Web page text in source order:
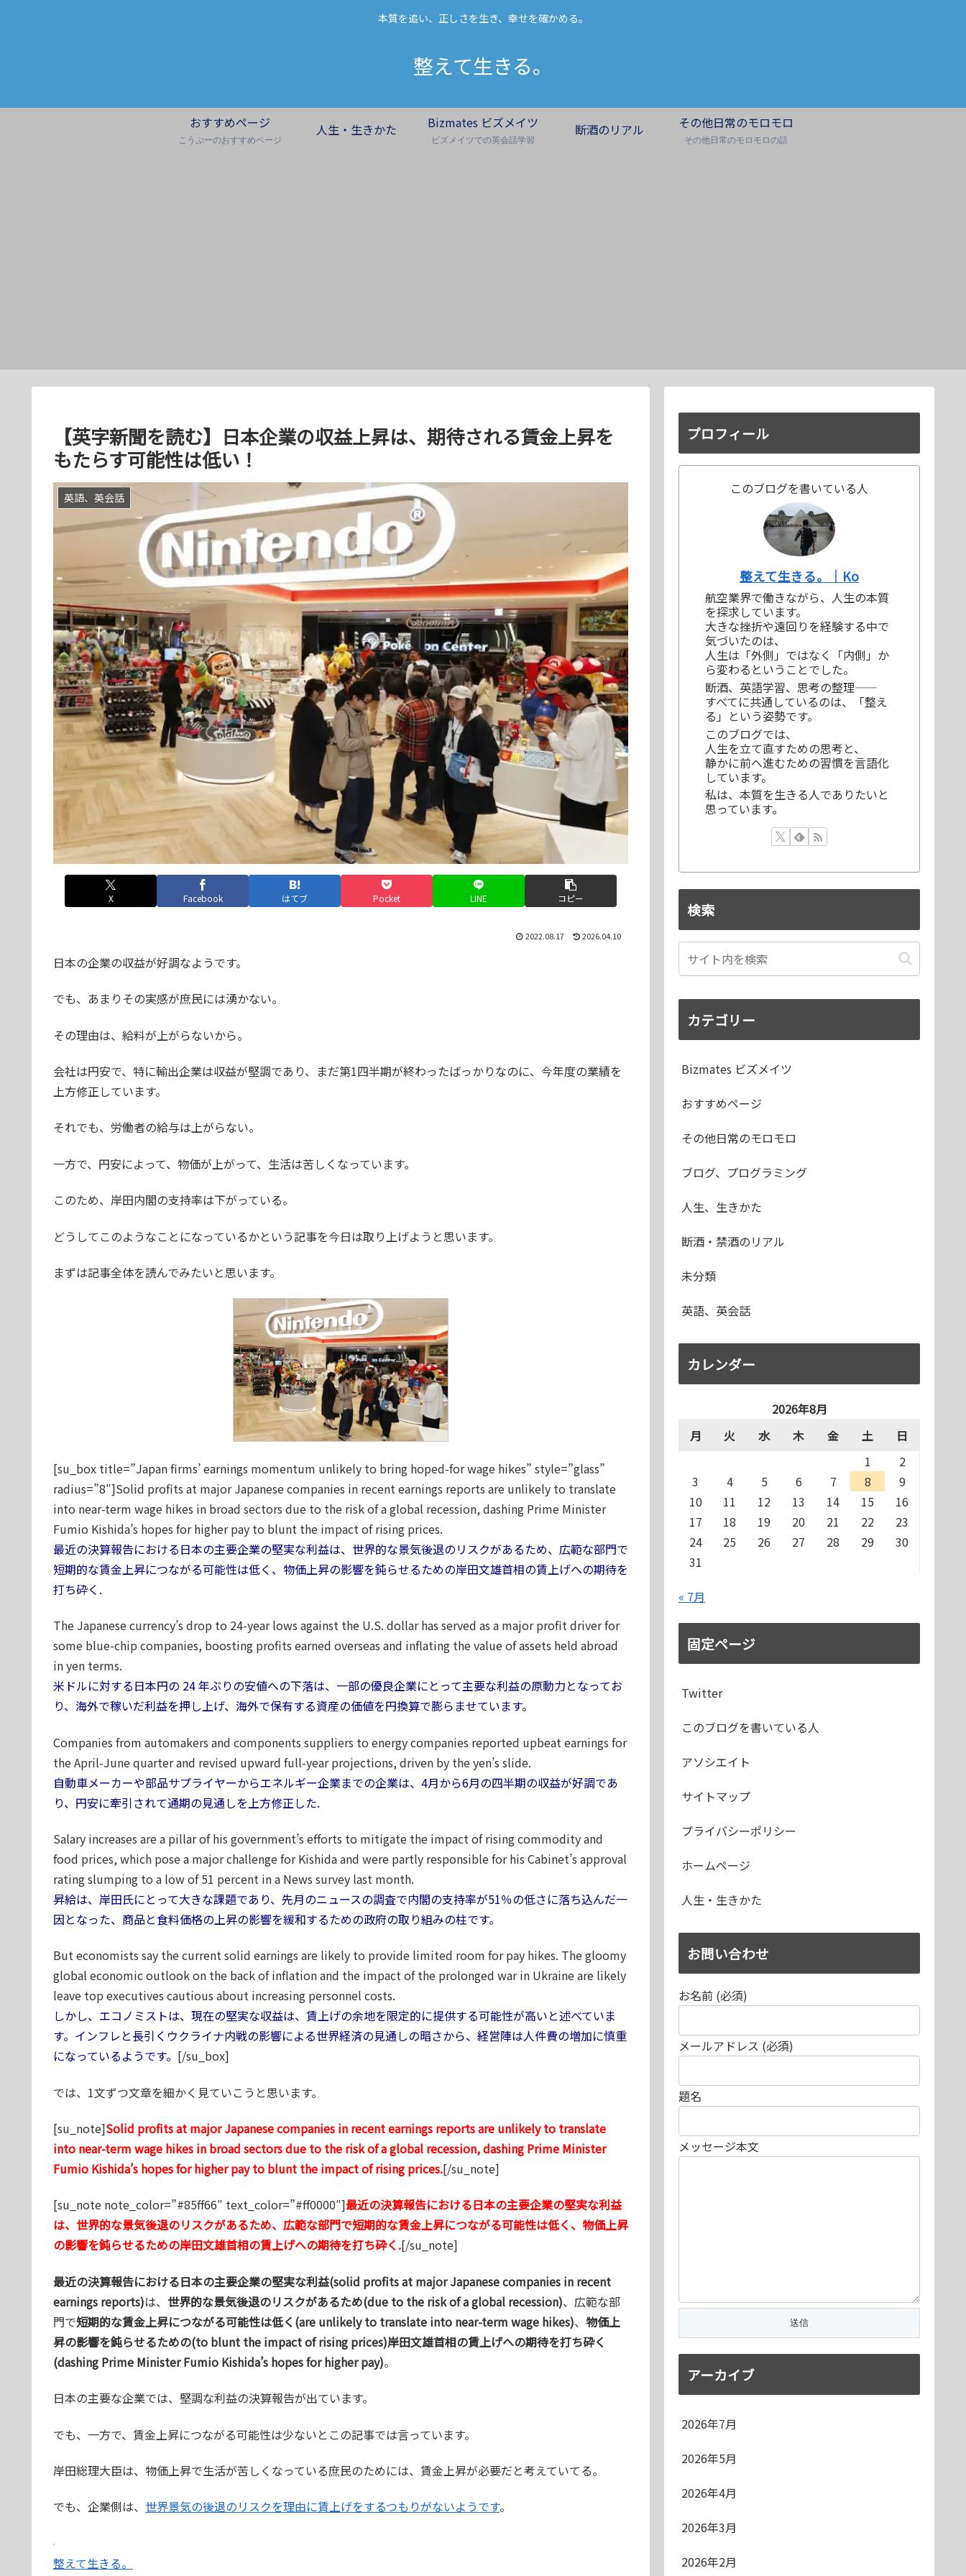
本質を追い、正しさを生き、幸せを確かめる。
整えて生きる。
おすすめページ
こうぷーのおすすめページ
人生・生きかた Bizmates ビズメイツ
ビズメイツでの英会話学習
断酒のリアル その他日常のモロモロ
その他日常のモロモロの話
【英字新聞を読む】日本企業の収益上昇は、期待される賃金上昇を
もたらす可能性は低い！
英語、英会話
X Facebook はてブ Pocket LINE コピー
2022.08.17 2026.04.10
日本の企業の収益が好調なようです。
でも、あまりその実感が庶民には湧かない。
その理由は、給料が上がらないから。
会社は円安で、特に輸出企業は収益が堅調であり、まだ第1四半期が終わったばっかりなのに、今年度の業績を
上方修正しています。
それでも、労働者の給与は上がらない。
一方で、円安によって、物価が上がって、生活は苦しくなっています。
このため、岸田内閣の支持率は下がっている。
どうしてこのようなことになっているかという記事を今日は取り上げようと思います。
まずは記事全体を読んでみたいと思います。
[su_box title=”Japan firms’ earnings momentum unlikely to bring hoped-for wage hikes” style=”glass”
radius=”8″]Solid profits at major Japanese companies in recent earnings reports are unlikely to translate
into near-term wage hikes in broad sectors due to the risk of a global recession, dashing Prime Minister
Fumio Kishida’s hopes for higher pay to blunt the impact of rising prices.
最近の決算報告における日本の主要企業の堅実な利益は、世界的な景気後退のリスクがあるため、広範な部門で
短期的な賃金上昇につながる可能性は低く、物価上昇の影響を鈍らせるための岸田文雄首相の賃上げへの期待を
打ち砕く.
The Japanese currency’s drop to 24-year lows against the U.S. dollar has served as a major profit driver for
some blue-chip companies, boosting profits earned overseas and inflating the value of assets held abroad
in yen terms.
米ドルに対する日本円の 24 年ぶりの安値への下落は、一部の優良企業にとって主要な利益の原動力となってお
り、海外で稼いだ利益を押し上げ、海外で保有する資産の価値を円換算で膨らませています。
Companies from automakers and components suppliers to energy companies reported upbeat earnings for
the April-June quarter and revised upward full-year projections, driven by the yen’s slide.
自動車メーカーや部品サプライヤーからエネルギー企業までの企業は、4月から6月の四半期の収益が好調であ
り、円安に牽引されて通期の見通しを上方修正した.
Salary increases are a pillar of his government’s efforts to mitigate the impact of rising commodity and
food prices, which pose a major challenge for Kishida and were partly responsible for his Cabinet’s approval
rating slumping to a low of 51 percent in a News survey last month.
昇給は、岸田氏にとって大きな課題であり、先月のニュースの調査で内閣の支持率が51％の低さに落ち込んだ一
因となった、商品と食料価格の上昇の影響を緩和するための政府の取り組みの柱です。
But economists say the current solid earnings are likely to provide limited room for pay hikes. The gloomy
global economic outlook on the back of inflation and the impact of the prolonged war in Ukraine are likely
leave top executives cautious about increasing personnel costs.
しかし、エコノミストは、現在の堅実な収益は、賃上げの余地を限定的に提供する可能性が高いと述べていま
す。インフレと長引くウクライナ内戦の影響による世界経済の見通しの暗さから、経営陣は人件費の増加に慎重
になっているようです。 [/su_box]
では、1文ずつ文章を細かく見ていこうと思います。
[su_note]Solid profits at major Japanese companies in recent earnings reports are unlikely to translate
into near-term wage hikes in broad sectors due to the risk of a global recession, dashing Prime Minister
Fumio Kishida’s hopes for higher pay to blunt the impact of rising prices.[/su_note]
[su_note note_color=”#85ff66″ text_color=”#ff0000″]最近の決算報告における日本の主要企業の堅実な利益
は、世界的な景気後退のリスクがあるため、広範な部門で短期的な賃金上昇につながる可能性は低く、物価上昇
の影響を鈍らせるための岸田文雄首相の賃上げへの期待を打ち砕く.[/su_note]
最近の決算報告における日本の主要企業の堅実な利益(solid profits at major Japanese companies in recent
earnings reports)は、 世界的な景気後退のリスクがあるため(due to the risk of a global recession)、広範な部
門で短期的な賃金上昇につながる可能性は低く(are unlikely to translate into near-term wage hikes)、 物価上
昇の影響を鈍らせるための(to blunt the impact of rising prices)岸田文雄首相の賃上げへの期待を打ち砕く
(dashing Prime Minister Fumio Kishida’s hopes for higher pay)。
日本の主要な企業では、堅調な利益の決算報告が出ています。
でも、一方で、賃金上昇につながる可能性は少ないとこの記事では言っています。
岸田総理大臣は、物価上昇で生活が苦しくなっている庶民のためには、賃金上昇が必要だと考えていてる。
でも、企業側は、 世界景気の後退のリスクを理由に賃上げをするつもりがないようです。
整えて生きる。
プロフィール
このブログを書いている人
整えて生きる。｜Ko
航空業界で働きながら、人生の本質
を探求しています。
大きな挫折や遠回りを経験する中で
気づいたのは、
人生は「外側」ではなく「内側」か
ら変わるということでした。
断酒、英語学習、思考の整理——
すべてに共通しているのは、「整え
る」という姿勢です。
このブログでは、
人生を立て直すための思考と、
静かに前へ進むための習慣を言語化
しています。
私は、本質を生きる人でありたいと
思っています。
検索
カテゴリー
Bizmates ビズメイツ
おすすめページ
その他日常のモロモロ
ブログ、プログラミング
人生、生きかた
断酒・禁酒のリアル
未分類
英語、英会話
カレンダー
2026年8月
月
火 水 木 金 土
日
1
2
3
4 5 6 7 8
9
10
11 12 13 14 15
16
17
18 19 20 21 22
23
24
25 26 27 28 29
30
31
« 7月
固定ページ
Twitter
このブログを書いている人
アソシエイト
サイトマップ
プライバシーポリシー
ホームページ
人生・生きかた
お問い合わせ
お名前 (必須)
メールアドレス (必須)
題名
メッセージ本文
アーカイブ
2026年7月
2026年5月
2026年4月
2026年3月
2026年2月